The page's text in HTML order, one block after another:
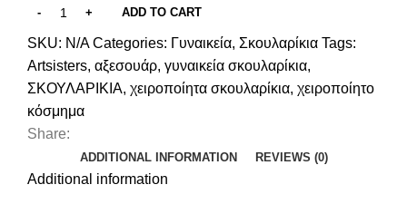
ADD TO CART
SKU: N/ACategories: Γυναικεία, Σκουλαρίκια Tags:
Artsisters, αξεσουάρ, γυναικεία σκουλαρίκια,
ΣΚΟΥΛΑΡΙΚΙΑ, χειροποίητα σκουλαρίκια, χειροποίητο
κόσμημα
Share:
ADDITIONAL INFORMATION REVIEWS (0)
Additional information